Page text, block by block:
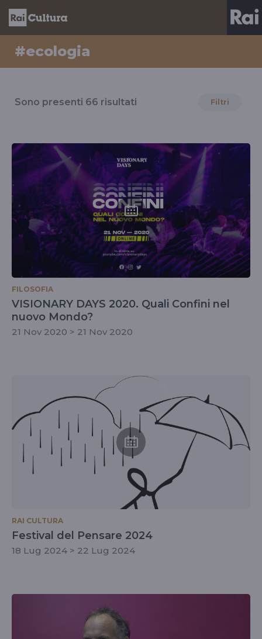
#ecologia
il
#ecologia
Sono presenti 66 risultati Filtri
FILOSOFIA
VISIONARY DAYS 2020. Quali Confini nel
nuovo Mondo?
21 Nov 2020 > 21 Nov 2020
RAI CULTURA
Festival del Pensare 2024
18 Lug 2024 > 22 Lug 2024